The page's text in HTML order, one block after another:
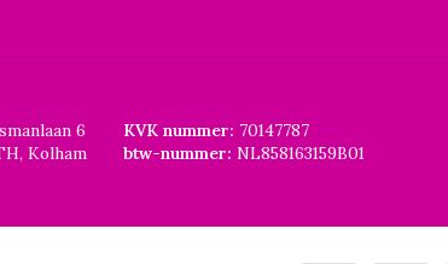
6
Kolham
KVK nummer: 70147787
btw-nummer: NL858163159B01